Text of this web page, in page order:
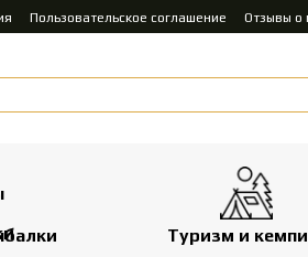
Пользовательское соглашение Отзывы о
Туризм и